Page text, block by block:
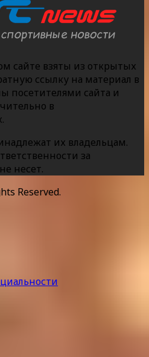
сайте взяты из открытых
ссылку на материал в
посетителями сайта и
в
их владельцам.
за
несет.
Reserved.